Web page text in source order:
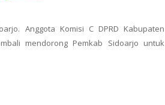
Anggota Komisi C DPRD Kabupaten
mendorong Pemkab Sidoarjo untuk